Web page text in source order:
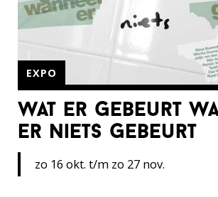
wat er gebeurt
er niets gebeurt
EXPO
zo 16 okt. t/m zo 27 nov.